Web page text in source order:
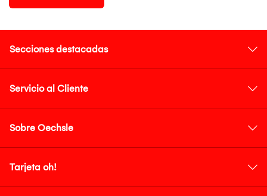
Secciones destacadas
Servicio al Cliente
Sobre Oechsle
Tarjeta oh!